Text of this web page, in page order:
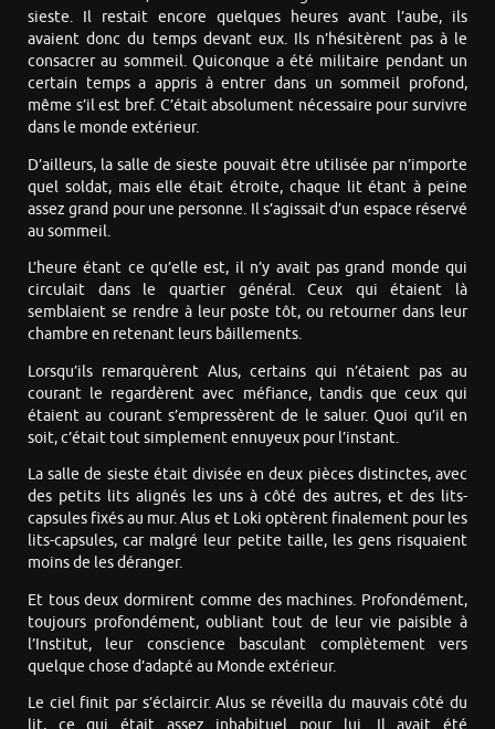
sieste. Il restait encore quelques heures avant l’aube, ils
avaient donc du temps devant eux. Ils n’hésitèrent pas à le
consacrer au sommeil. Quiconque a été militaire pendant un
certain temps a appris à entrer dans un sommeil profond,
même s’il est bref. C’était absolument nécessaire pour survivre
dans le monde extérieur.
D’ailleurs, la salle de sieste pouvait être utilisée par n’importe
quel soldat, mais elle était étroite, chaque lit étant à peine
assez grand pour une personne. Il s’agissait d’un espace réservé
au sommeil.
L’heure étant ce qu’elle est, il n’y avait pas grand monde qui
circulait dans le quartier général. Ceux qui étaient là
semblaient se rendre à leur poste tôt, ou retourner dans leur
chambre en retenant leurs bâillements.
Lorsqu’ils remarquèrent Alus, certains qui n’étaient pas au
courant le regardèrent avec méfiance, tandis que ceux qui
étaient au courant s’empressèrent de le saluer. Quoi qu’il en
soit, c’était tout simplement ennuyeux pour l’instant.
La salle de sieste était divisée en deux pièces distinctes, avec
des petits lits alignés les uns à côté des autres, et des lits-
capsules fixés au mur. Alus et Loki optèrent finalement pour les
lits-capsules, car malgré leur petite taille, les gens risquaient
moins de les déranger.
Et tous deux dormirent comme des machines. Profondément,
toujours profondément, oubliant tout de leur vie paisible à
l’Institut, leur conscience basculant complètement vers
quelque chose d’adapté au Monde extérieur.
Le ciel finit par s’éclaircir. Alus se réveilla du mauvais côté du